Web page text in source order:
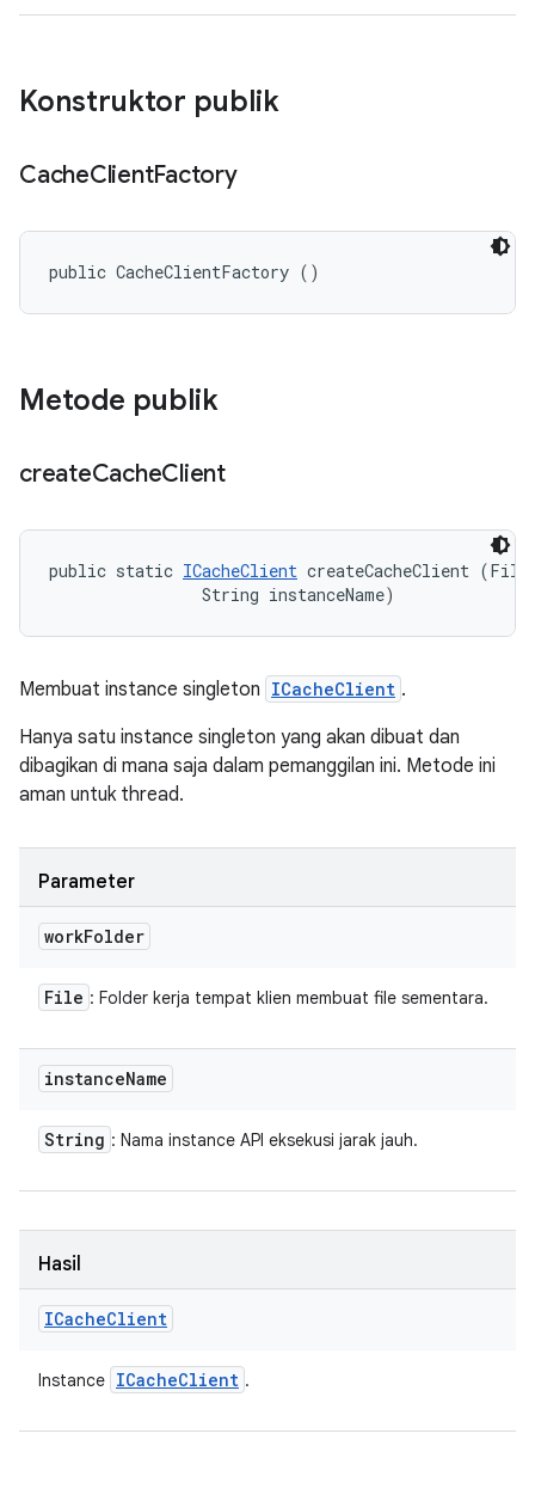
Konstruktor publik
CacheClientFactory
public CacheClientFactory ()
Metode publik
createCacheClient
public static ICacheClient createCacheClient
                String instanceName)
Membuat instance singleton ICacheClient .
Hanya satu instance singleton yang akan dibuat dan
dibagikan di mana saja dalam pemanggilan ini. Metode ini
aman untuk thread.
Parameter
workFolder
File : Folder kerja tempat klien membuat file sementara.
instanceName
String : Nama instance API eksekusi jarak jauh.
Hasil
ICacheClient
Instance ICacheClient .